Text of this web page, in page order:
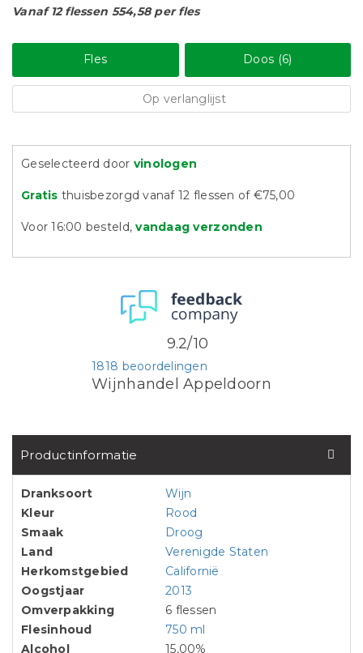
Vanaf 12 flessen 554,58 per fles
Fles Doos (6)
Op verlanglijst
Geselecteerd door vinologen
Gratis thuisbezorgd vanaf 12 flessen of €75,00
Voor 16:00 besteld,vandaag verzonden
Wijnhandel Appeldoorn
1818 beoordelingen
9.2/10
Productinformatie
Dranksoort
Wijn
Kleur
Rood
Smaak
Droog
Land
Verenigde Staten
Herkomstgebied
Californië
Oogstjaar
2013
Omverpakking
6 flessen
Flesinhoud
750 ml
Alcohol
15,00%